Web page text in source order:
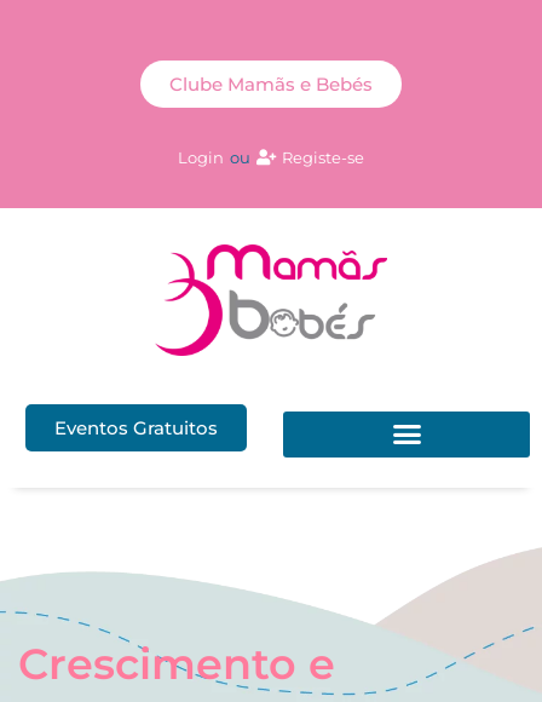
Login ou Registe-se
Clube Mamãs e Bebés
Eventos Gratuitos
Crescimento e